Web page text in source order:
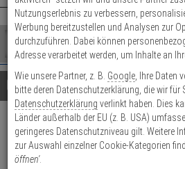
Ergebnisse ()
Shop
durchsuchen
Bitte
geben
Sie
mindestens
Zeichen
ein,
um
Es
wurde
noch
Kategorien
Suche
gestartet
Details Beratung
Mobotix MxIRLight
Infrarotstrahler
Nutzungserlebnis zu verbessern,
Werbung bereitzustellen und Analysen zur
durchzuführen. Dabei können
Adresse verarbeitet werden, um Inhalte an
Wie unsere Partner, z. B. Google , Ihre Daten
bitte deren Datenschutzerklärung, die wir für
Datenschutzerklärung verlinkt haben. Dies
Länder außerhalb der EU (z. B. USA)
geringeres Datenschutzniveau gilt. Weitere
zur Auswahl einzelner Cookie-Kategorien
öffnen'.